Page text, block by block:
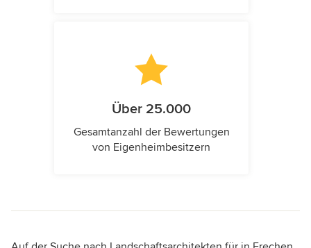
Über 25.000
Gesamtanzahl der Bewertungen
von Eigenheimbesitzern